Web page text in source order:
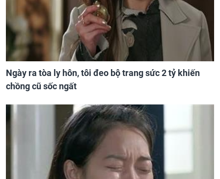
Ngày ra tòa ly hôn, tôi đeo bộ trang sức 2 tỷ khiến
chồng cũ sốc ngất